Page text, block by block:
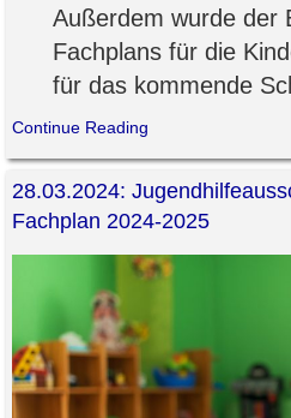
Außerdem wurde der
Fachplans für die
für das kommende
Continue Reading
28.03.2024:
Fachplan 2024-2025